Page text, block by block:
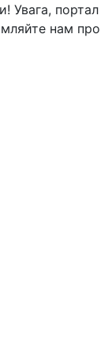
Увага, портал
нам про